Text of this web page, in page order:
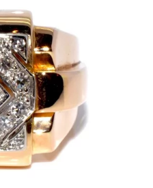
Broches & autres
Colliers & Pendentifs